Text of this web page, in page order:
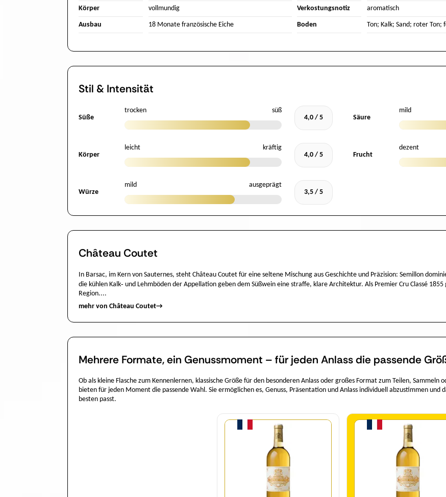
Körper vollmundig Verkostungsnotiz aromatisch
Ausbau 18 Monate französische Eiche Boden Ton; Kalk; Sand; roter Ton;
Stil & Intensität
Süße
trocken
süß
4,0 / 5
Säure
mild
Körper
leicht
kräftig
4,0 / 5
Frucht
dezent
Würze
mild
ausgeprägt
3,5 / 5
Château Coutet
In Barsac, im Kern von Sauternes, steht Château Coutet für eine seltene Mischung aus Geschichte und Präzision: Semillon
die kühlen Kalk‑ und Lehmböden der Appellation geben dem Süßwein eine straffe, klare Architektur. Als Premier Cru Classé
Region....
mehr von Château Coutet→
Mehrere Formate, ein Genussmoment – für jeden Anlass die passende
Ob als kleine Flasche zum Kennenlernen, klassische Größe für den besonderen Anlass oder großes Format zum Teilen, Sammeln
bieten für jeden Moment die passende Wahl. Sie ermöglichen es, Genuss, Präsentation und Anlass individuell abzustimmen und
besten passt.
Menge Menge